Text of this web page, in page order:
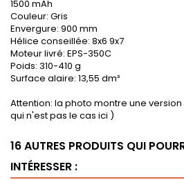
1500 mAh
Couleur: Gris
Envergure: 900 mm
Hélice conseillée: 8x6 9x7
Moteur livré: EPS-350C
Poids: 310-410 g
Surface alaire: 13,55 dm²
Attention: la photo montre une
qui n'est pas le cas ici )
16 AUTRES PRODUITS QUI
INTÉRESSER :